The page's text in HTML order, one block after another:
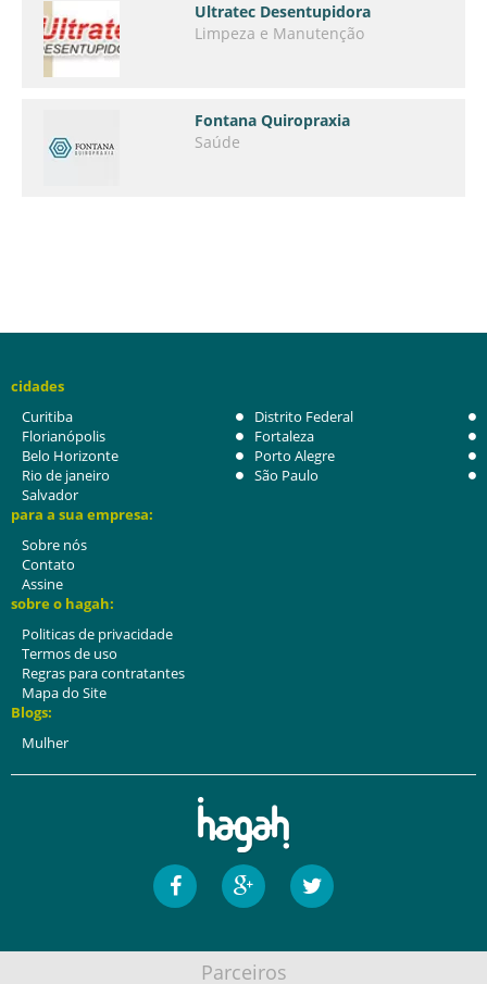
Ultratec Desentupidora
Limpeza e Manutenção
Fontana Quiropraxia
Saúde
cidades
Curitiba
Distrito Federal
Florianópolis
Fortaleza
Belo Horizonte
Porto Alegre
Rio de janeiro
São Paulo
Salvador
para a sua empresa:
Sobre nós
Contato
Assine
sobre o hagah:
Politicas de privacidade
Termos de uso
Regras para contratantes
Mapa do Site
Blogs:
Mulher
Parceiros